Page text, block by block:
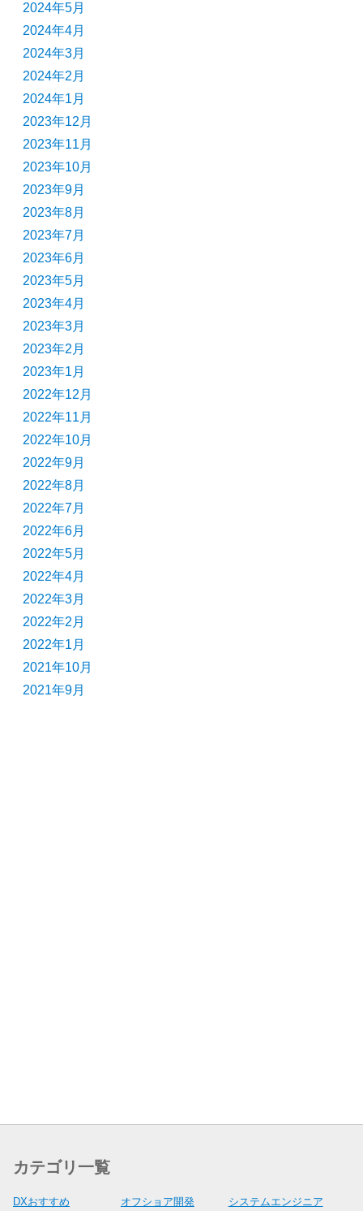
2024年5月
2024年4月
2024年3月
2024年2月
2024年1月
2023年12月
2023年11月
2023年10月
2023年9月
2023年8月
2023年7月
2023年6月
2023年5月
2023年4月
2023年3月
2023年2月
2023年1月
2022年12月
2022年11月
2022年10月
2022年9月
2022年8月
2022年7月
2022年6月
2022年5月
2022年4月
2022年3月
2022年2月
2022年1月
2021年10月
2021年9月
カテゴリ一覧
DXおすすめ オフショア開発
システムエンジニア